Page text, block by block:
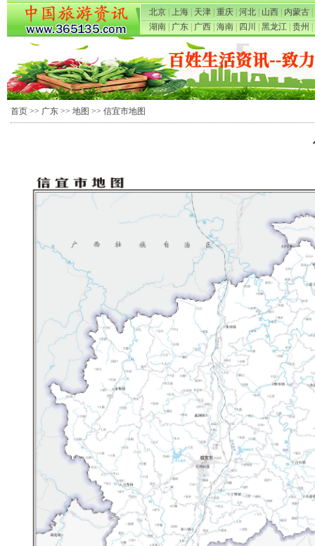
北京 上海 天津 重庆 河北 山西 内蒙古
湖南
广东 广西 海南 四川 黑龙江 贵州
首页 >> 广东 >> 地图 >> 信宜市地图